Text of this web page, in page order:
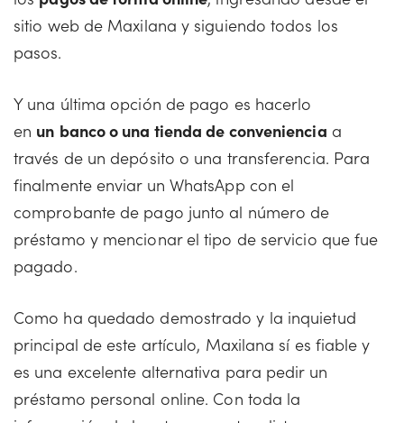
sitio web de Maxilana y siguiendo todos los
pasos.
Y una última opción de pago es hacerlo
en un banco o una tienda de conveniencia a
través de un depósito o una transferencia. Para
finalmente enviar un WhatsApp con el
comprobante de pago junto al número de
préstamo y mencionar el tipo de servicio que fue
pagado.
Como ha quedado demostrado y la inquietud
principal de este artículo, Maxilana sí es fiable y
es una excelente alternativa para pedir un
préstamo personal online. Con toda la